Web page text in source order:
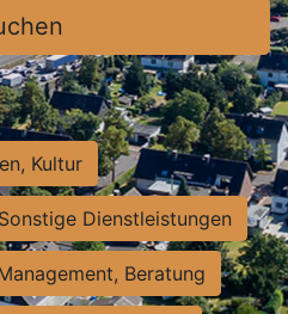
Kultur
Sonstige Dienstleistungen
Beratung